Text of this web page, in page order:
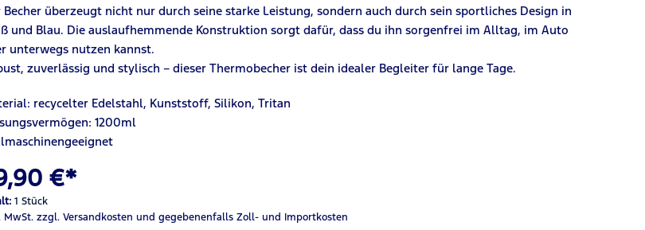
Becher überzeugt nicht nur durch seine starke Leistung, sondern auch durch sein sportliches Design in
und Blau. Die auslaufhemmende Konstruktion sorgt dafür, dass du ihn sorgenfrei im Alltag, im Auto
unterwegs nutzen kannst.
zuverlässig und stylisch – dieser Thermobecher ist dein idealer Begleiter für lange Tage.
recycelter Edelstahl, Kunststoff, Silikon, Tritan
1200ml
€*
1 Stück
MwSt.zzgl. Versandkosten und gegebenenfalls Zoll- und Importkosten